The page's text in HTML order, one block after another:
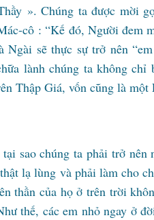
». Chúng ta được mời
cô : “Kế đó, Người đem
Ngài sẽ thực sự trở nên
lành chúng ta không
Thập Giá, vốn cũng là
sao chúng ta phải trở
lạ lùng và phải làm cho
thần của họ ở trên trời
thế, các em nhỏ ngay ở